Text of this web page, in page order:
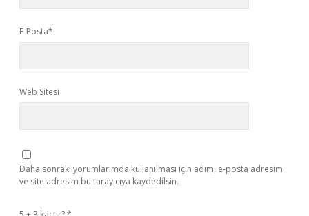
E-Posta*
Web Sitesi
Daha sonraki yorumlarımda kullanılması için adım, e-posta adresim
ve site adresim bu tarayıcıya kaydedilsin.